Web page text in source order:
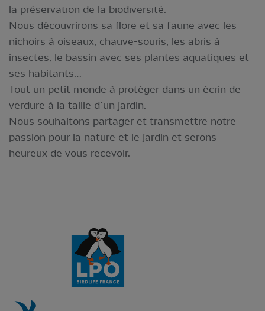
la préservation de la biodiversité.
Nous découvrirons sa flore et sa faune avec les
nichoirs à oiseaux, chauve-souris, les abris à
insectes, le bassin avec ses plantes aquatiques et
ses habitants…
Tout un petit monde à protéger dans un écrin de
verdure à la taille d´un jardin.
Nous souhaitons partager et transmettre notre
passion pour la nature et le jardin et serons
heureux de vous recevoir.